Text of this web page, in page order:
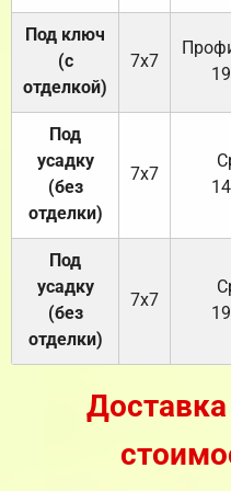
Под ключ
(с
отделкой)
7х7
Под
усадку
(без
отделки)
7х7
Под
усадку
(без
отделки)
7х7